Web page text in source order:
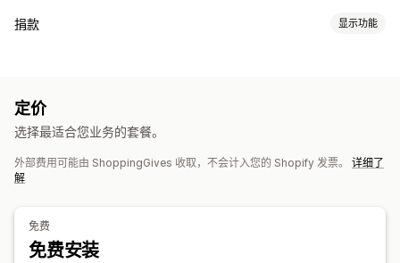
结账自定义
捐款 显示功能
捐款管理
影响跟踪 分析 控制面板 报告
徽章 捐款小组件
定价
选择最适合您业务的套餐。
外部费用可能由 ShoppingGives 收取，不会计入您的 Shopify 发票。 详细了
解
免费
免费安装